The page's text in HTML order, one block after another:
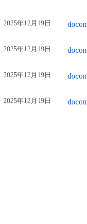
2025年12月19日
2025年12月19日
2025年12月19日
2025年12月19日